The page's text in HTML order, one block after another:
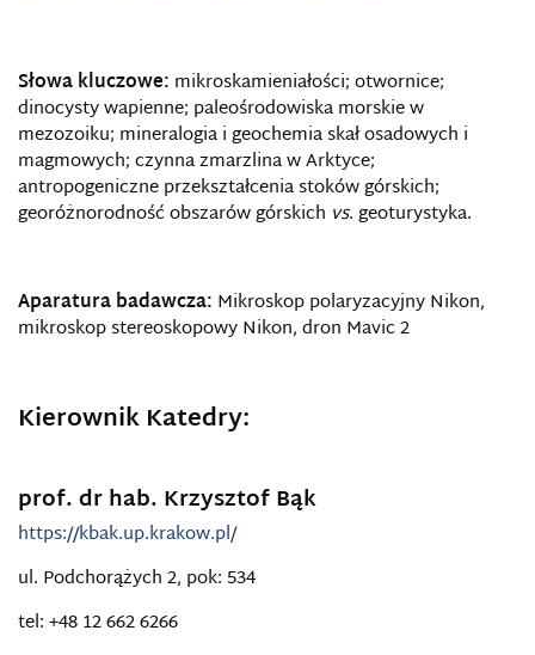
Słowa kluczowe: mikroskamieniałości; otwornice;
dinocysty wapienne; paleośrodowiska morskie w
mezozoiku; mineralogia i geochemia skał osadowych i
magmowych; czynna zmarzlina w Arktyce;
antropogeniczne przekształcenia stoków górskich;
georóżnorodność obszarów górskich vs. geoturystyka.
Aparatura badawcza: Mikroskop polaryzacyjny Nikon,
mikroskop stereoskopowy Nikon, dron Mavic 2
Kierownik Katedry:
prof. dr hab. Krzysztof Bąk
https://kbak.up.krakow.pl/
ul. Podchorążych 2, pok: 534
tel: +48 12 662 6266